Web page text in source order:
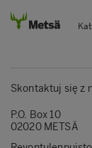
Skontaktuj się z
P.O. Box 10
02020 METSÄ